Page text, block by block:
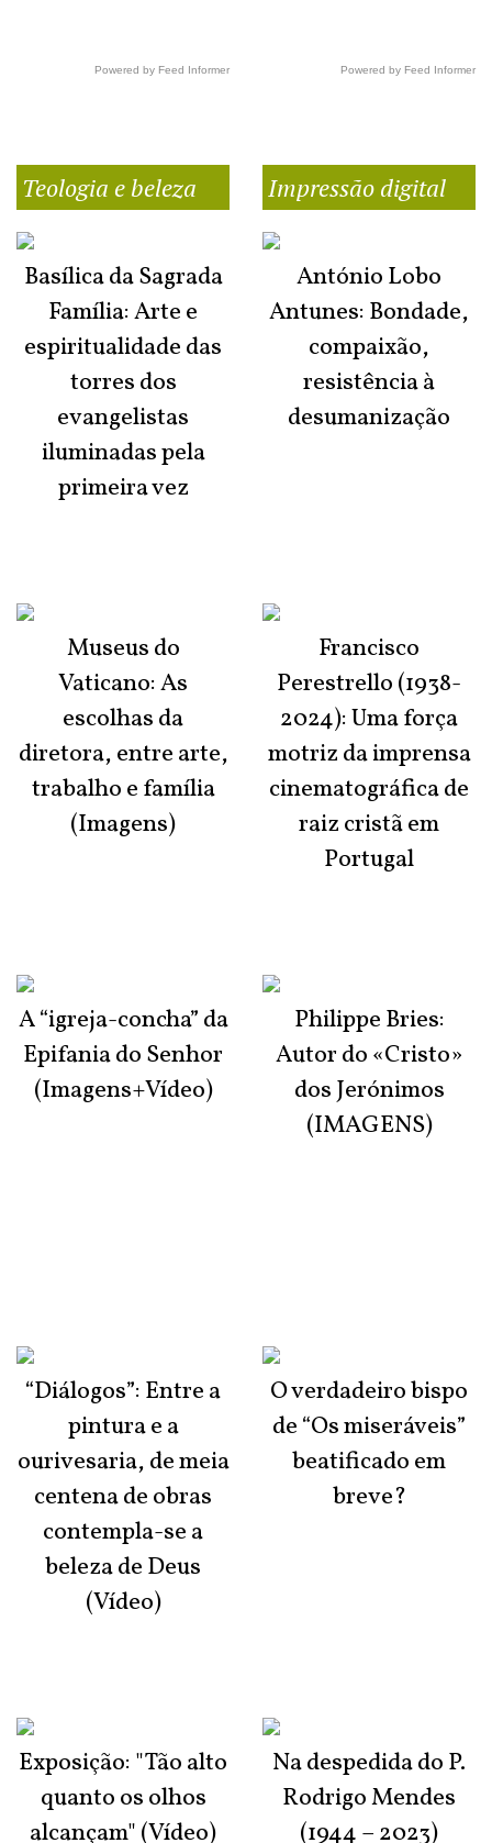
Powered by Feed Informer Powered by Feed Informer
Teologia e beleza
Basílica da Sagrada
Família: Arte e
espiritualidade das
torres dos
evangelistas
iluminadas pela
primeira vez
Museus do
Vaticano: As
escolhas da
diretora, entre arte,
trabalho e família
(Imagens)
A “igreja-concha” da
Epifania do Senhor
(Imagens+Vídeo)
“Diálogos”: Entre a
pintura e a
ourivesaria, de meia
centena de obras
contempla-se a
beleza de Deus
(Vídeo)
Exposição: "Tão alto
quanto os olhos
alcançam" (Vídeo)
Impressão digital
António Lobo
Antunes: Bondade,
compaixão,
resistência à
desumanização
Francisco
Perestrello (1938-
2024): Uma força
motriz da imprensa
cinematográfica de
raiz cristã em
Portugal
Philippe Bries:
Autor do «Cristo»
dos Jerónimos
(IMAGENS)
O verdadeiro bispo
de “Os miseráveis”
beatificado em
breve?
Na despedida do P.
Rodrigo Mendes
(1944 – 2023)